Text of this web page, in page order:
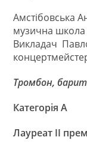
Амстібовська
музична школа
Викладач
Тромбон,
Категорія А
Лауреат ІІ